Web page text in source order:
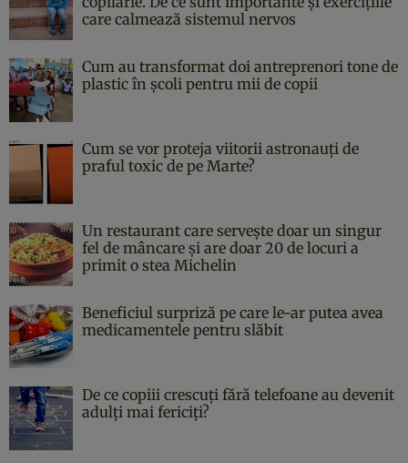
care calmează sistemul nervos
Cum au transformat doi antreprenori tone de
plastic în școli pentru mii de copii
Cum se vor proteja viitorii astronauți de
praful toxic de pe Marte?
Un restaurant care servește doar un singur
fel de mâncare și are doar 20 de locuri a
primit o stea Michelin
Beneficiul surpriză pe care le-ar putea avea
medicamentele pentru slăbit
De ce copiii crescuți fără telefoane au devenit
adulți mai fericiți?